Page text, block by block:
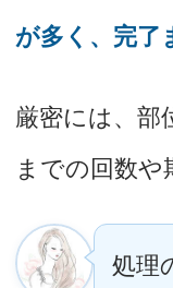
が多く、完了
厳密には、部
までの回数
処理